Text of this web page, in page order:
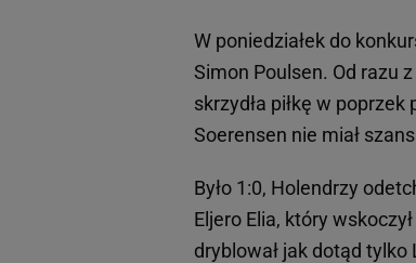
W poniedziałek do
Simon Poulsen. Od razu
skrzydła piłkę w
Soerensen nie miał
Było 1:0, Holendrzy
Eljero Elia, który
dryblował jak dotąd tylko